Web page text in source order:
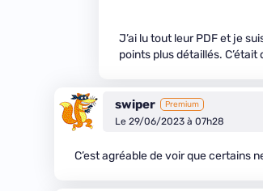
J’ai lu tout leur PDF et je
points plus détaillés. C’était
swiper Premium
Le 29/06/2023 à 07h28
C’est agréable de voir que certains